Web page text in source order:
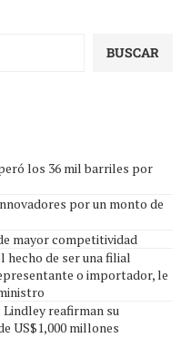
BUSCAR
los 36 mil barriles por
por un monto de
mayor competitividad
hecho de ser una filial
o importador, le
reafirman su
US$1,000 millones